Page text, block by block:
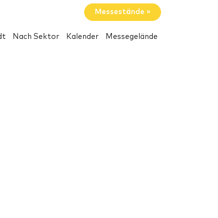
Messestände »
Nach Sektor Kalender Messegelände